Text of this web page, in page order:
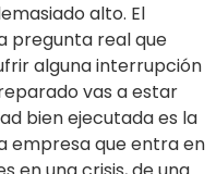
alto. El
pregunta real que
alguna interrupción
vas a estar
bien ejecutada es la
empresa que entra en